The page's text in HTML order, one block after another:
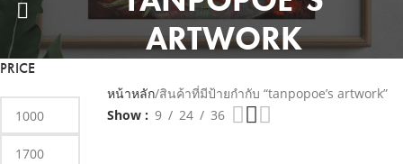
ARTWORK
PRICE
หน้าหลัก สินค้าที่มีป้ายกำกับ “tanpopoe’s artwork”
Show 9 24 36